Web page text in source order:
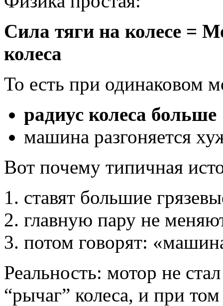
Сила тяги на колесе =
колеса
То есть при одинаковом
радиус колеса
машина разгоняется
Вот почему типичная
ставят большие
главную пару не
потом говорят:
Реальность: мотор не
“рычаг” колеса, и при